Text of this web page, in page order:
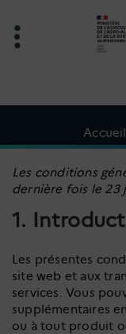
contenu
Accueil
Les conditions
dernière fois le 23
1.
Les présentes
site web et aux
services. Vous
supplémentaires
ou à tout produit